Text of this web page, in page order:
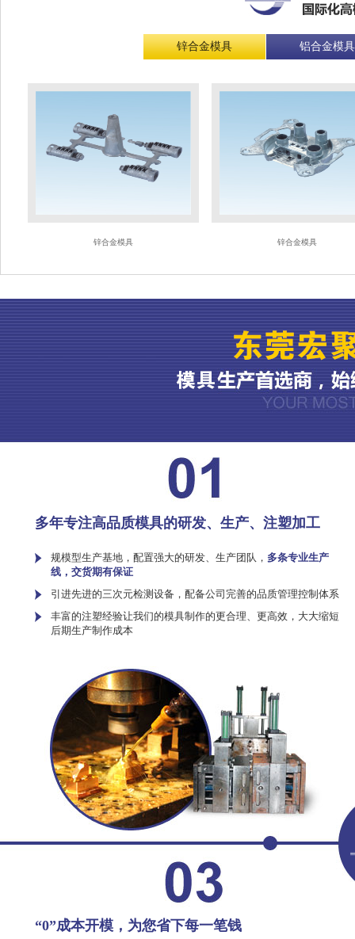
锌合金模具 铝合金模具
锌合金模具 锌合金模具
多年专注高品质模具的研发、生产、注塑加工
规模型生产基地，配置强大的研发、生产团队， 多条专业生产
线，交货期有保证
引进先进的三次元检测设备，配备公司完善的品质管理控制体系
丰富的注塑经验让我们的模具制作的更合理、更高效，大大缩短
后期生产制作成本
“0”成本开模，为您省下每一笔钱